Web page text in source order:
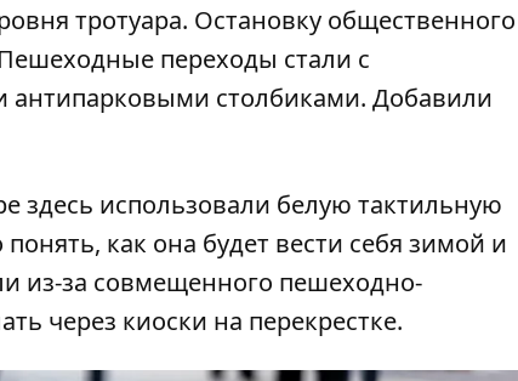
тротуара. Остановку общественного
переходы стали с
столбиками. Добавили
здесь использовали белую тактильную
как она будет вести себя зимой и
из-за совмещенного пешеходно-
через киоски на перекрестке.